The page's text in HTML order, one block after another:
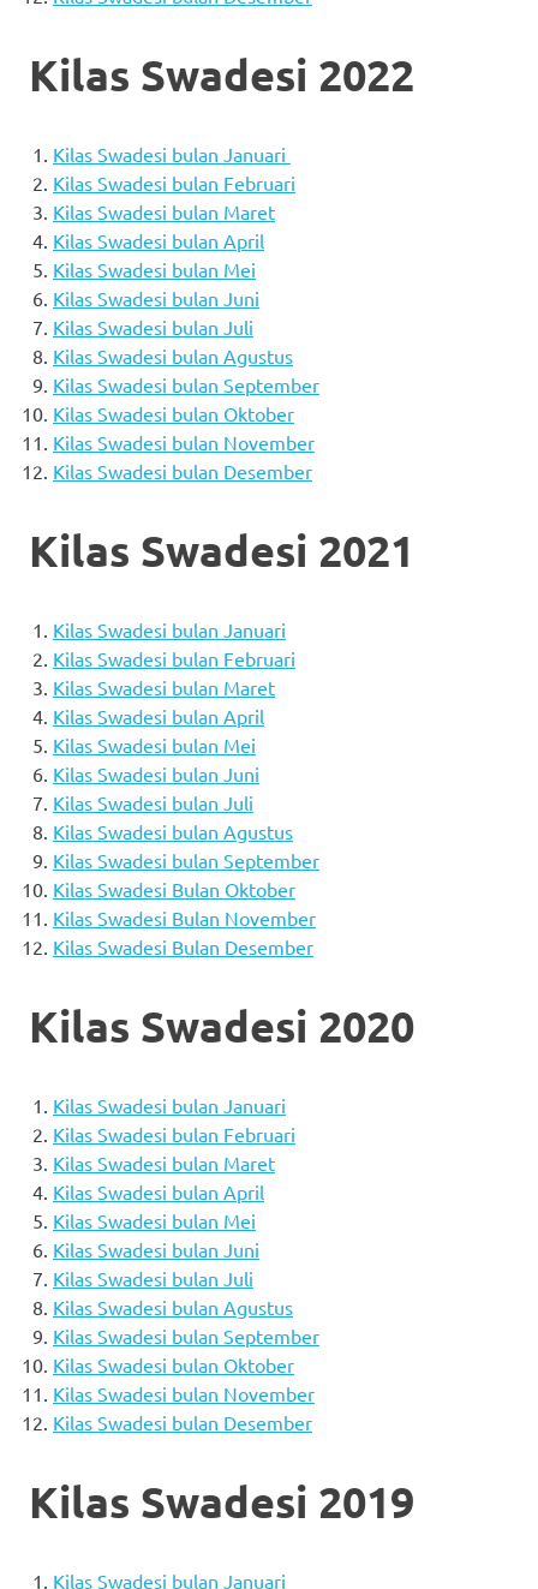
Kilas Swadesi 2022
Kilas Swadesi bulan Januari
Kilas Swadesi bulan Februari
Kilas Swadesi bulan Maret
Kilas Swadesi bulan April
Kilas Swadesi bulan Mei
Kilas Swadesi bulan Juni
Kilas Swadesi bulan Juli
Kilas Swadesi bulan Agustus
Kilas Swadesi bulan September
Kilas Swadesi bulan Oktober
Kilas Swadesi bulan November
Kilas Swadesi bulan Desember
Kilas Swadesi 2021
Kilas Swadesi bulan Januari
Kilas Swadesi bulan Februari
Kilas Swadesi bulan Maret
Kilas Swadesi bulan April
Kilas Swadesi bulan Mei
Kilas Swadesi bulan Juni
Kilas Swadesi bulan Juli
Kilas Swadesi bulan Agustus
Kilas Swadesi bulan September
Kilas Swadesi Bulan Oktober
Kilas Swadesi Bulan November
Kilas Swadesi Bulan Desember
Kilas Swadesi 2020
Kilas Swadesi bulan Januari
Kilas Swadesi bulan Februari
Kilas Swadesi bulan Maret
Kilas Swadesi bulan April
Kilas Swadesi bulan Mei
Kilas Swadesi bulan Juni
Kilas Swadesi bulan Juli
Kilas Swadesi bulan Agustus
Kilas Swadesi bulan September
Kilas Swadesi bulan Oktober
Kilas Swadesi bulan November
Kilas Swadesi bulan Desember
Kilas Swadesi 2019
Kilas Swadesi bulan Januari